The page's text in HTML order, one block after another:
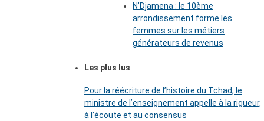
N’Djamena : le 10ème
arrondissement forme les
femmes sur les métiers
générateurs de revenus
Les plus lus
Pour la réécriture de l’histoire du Tchad, le
ministre de l’enseignement appelle à la rigueur,
à l’écoute et au consensus